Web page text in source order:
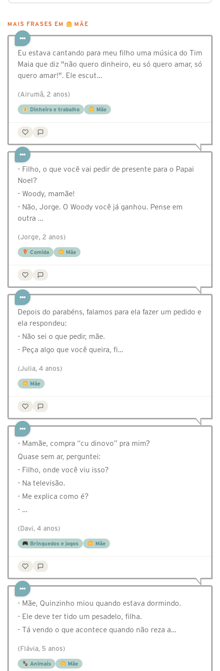
MAIS FRASES EM MÃE
Eu estava cantando para meu filho uma música do Tim
Maia que diz "não quero dinheiro, eu só quero amar, só
quero amar!". Ele escut…
(Airumã, 2 anos)
Dinheiro e trabalho Mãe
- Filho, o que você vai pedir de presente para o Papai
Noel?
- Woody, mamãe!
- Não, Jorge. O Woody você já ganhou. Pense em
outra …
(Jorge, 2 anos)
Comida Mãe
Depois do parabéns, falamos para ela fazer um pedido e
ela respondeu:
- Não sei o que pedir, mãe.
- Peça algo que você queira, fi…
(Julia, 4 anos)
Mãe
- Mamãe, compra “cu dinovo” pra mim?
Quase sem ar, perguntei:
- Filho, onde você viu isso?
- Na televisão.
- Me explica como é?
- …
(Davi, 4 anos)
Brinquedos e jogos Mãe
- Mãe, Quinzinho miou quando estava dormindo.
- Ele deve ter tido um pesadelo, filha.
- Tá vendo o que acontece quando não reza a…
(Flávia, 5 anos)
Animais Mãe